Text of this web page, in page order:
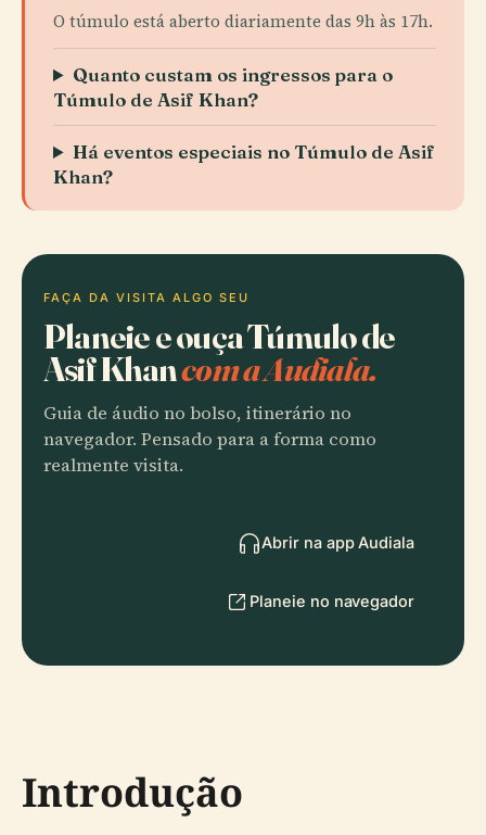
O túmulo está aberto diariamente das 9h às 17h.
Quanto custam os ingressos para o
Túmulo de Asif Khan?
Há eventos especiais no Túmulo de Asif
Khan?
FAÇA DA VISITA ALGO SEU
Planeie e ouça Túmulo de
Asif Khancom a Audiala.
Guia de áudio no bolso, itinerário no
navegador. Pensado para a forma como
realmente visita.
Abrir na app Audiala
Planeie no navegador
Introdução